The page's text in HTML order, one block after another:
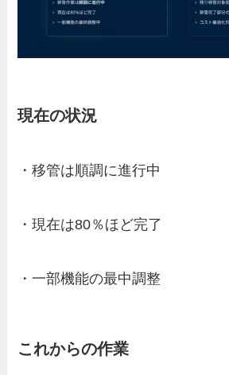
現在の状況
・移管は順調に進行中
・現在は80％ほど完了
・一部機能の最中調整
これからの作業